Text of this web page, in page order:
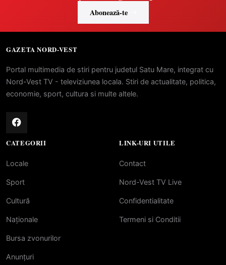
Abonează-te
GAZETA NORD-VEST
Portal multimedia de stiri pentru judetul Satu Mare, integrat cu
Nord-Vest TV - televiziunea locala. Stiri de actualitate, politica,
economie, sport, cultura si multe altele.
CATEGORII
Locale
Sport
Cultură
Naționale
Bursa zvonurilor
Anunțuri
LINK-URI UTILE
Contact
Nord-Vest TV Live
Confidentialitate
Termeni si Conditii